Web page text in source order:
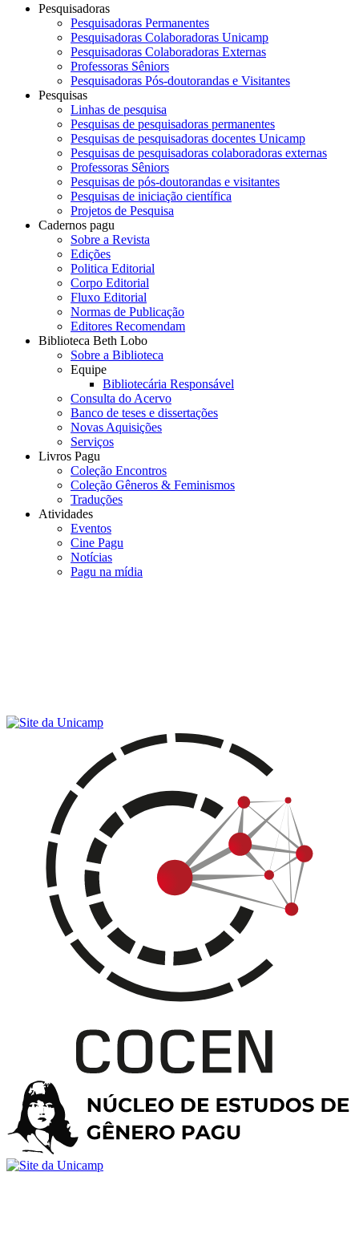
Pesquisadoras
Pesquisadoras Permanentes
Pesquisadoras Colaboradoras Unicamp
Pesquisadoras Colaboradoras Externas
Professoras Sêniors
Pesquisadoras Pós-doutorandas e Visitantes
Pesquisas
Linhas de pesquisa
Pesquisas de pesquisadoras permanentes
Pesquisas de pesquisadoras docentes Unicamp
Pesquisas de pesquisadoras colaboradoras externas
Professoras Sêniors
Pesquisas de pós-doutorandas e visitantes
Pesquisas de iniciação científica
Projetos de Pesquisa
Cadernos pagu
Sobre a Revista
Edições
Politica Editorial
Corpo Editorial
Fluxo Editorial
Normas de Publicação
Editores Recomendam
Biblioteca Beth Lobo
Sobre a Biblioteca
Equipe
Bibliotecária Responsável
Consulta do Acervo
Banco de teses e dissertações
Novas Aquisições
Serviços
Livros Pagu
Coleção Encontros
Coleção Gêneros & Feminismos
Traduções
Atividades
Eventos
Cine Pagu
Notícias
Pagu na mídia